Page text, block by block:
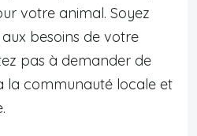
votre animal. Soyez
besoins de votre
pas à demander de
la communauté locale et